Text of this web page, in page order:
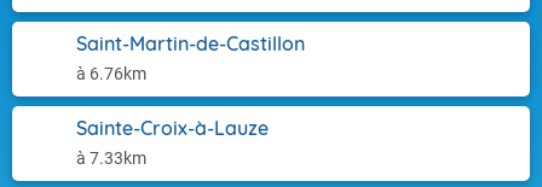
Saint-Martin-de-Castillon
à 6.76km
Sainte-Croix-à-Lauze
à 7.33km